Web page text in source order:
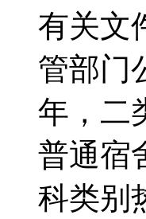
有关文
管部门
年，二
普通宿
科类别